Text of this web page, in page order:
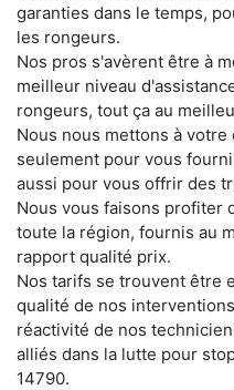
garanties dans le temps,
les rongeurs.
Nos pros s'avèrent être à
meilleur niveau
rongeurs, tout ça au
Nous nous mettons à
seulement pour vous
aussi pour vous offrir des
Nous vous faisons profiter
toute la région, fournis au
rapport qualité prix.
Nos tarifs se trouvent être
qualité de nos
réactivité de nos
alliés dans la lutte pour
14790.